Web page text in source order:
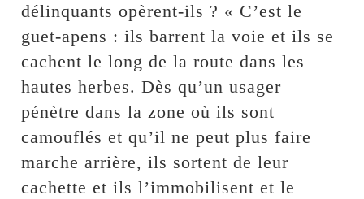
délinquants opèrent-ils ? « C’est le
guet-apens : ils barrent la voie et ils se
cachent le long de la route dans les
hautes herbes. Dès qu’un usager
pénètre dans la zone où ils sont
camouflés et qu’il ne peut plus faire
marche arrière, ils sortent de leur
cachette et ils l’immobilisent et le